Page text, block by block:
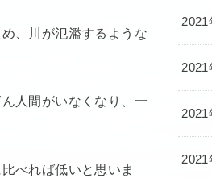
、川が氾濫するような
人間がいなくなり、一
べれば低いと思いま
2021
2021
2021
2021